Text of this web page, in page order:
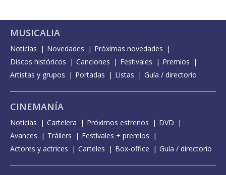
MUSICALIA
Noticias Novedades
Próximas novedades
Discos históricos
Canciones Festivales
Premios
Artistas y grupos
Portadas Listas Guía / directorio
CINEMANÍA
Noticias Cartelera Próximos estrenos
DVD
Avances
Tráilers
Festivales + premios
Actores y actrices
Carteles Box-office Guía / directorio